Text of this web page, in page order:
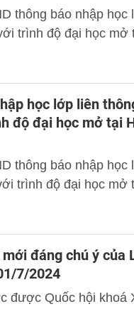
thông báo nhập
trình độ đại học mở
học lớp liên
độ đại học mở tại
thông báo nhập
trình độ đại học mở
đáng chú ý của
7/2024
được Quốc hội khoá